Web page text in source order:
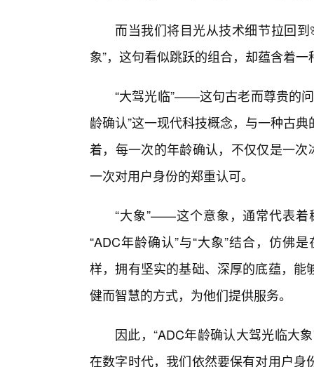
而当我们将目光从技术细节拉回
象”，这句看似跳跃的组合，却蕴含着
“大驾光临”——这句古老而尊贵的
龄确认”这一现代科技概念，与一种古
着，每一次的年龄确认，不仅仅是一
一次对用户身份的郑重认可。
“大象”——这个意象，通常代表着
“ADC年龄确认”与“大象”结合，仿佛
样，拥有坚实的基础、深厚的底蕴，
健而智慧的方式，为他们提供服务。
因此，“ADC年龄确认大驾光临大
在数字时代，我们依然要保有对用户